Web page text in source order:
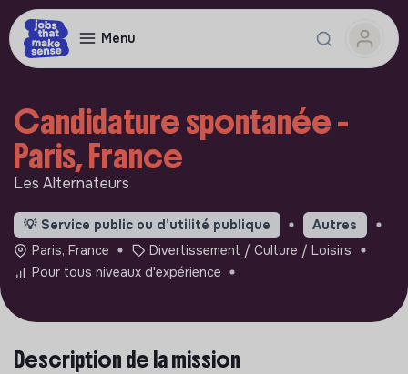
Menu
Candidature spontanée -
Paris, France
Les Alternateurs
💡 Service public ou d’utilité publique
Autres
Paris, France
Divertissement / Culture / Loisirs
Pour tous niveaux d'expérience
Description de la mission